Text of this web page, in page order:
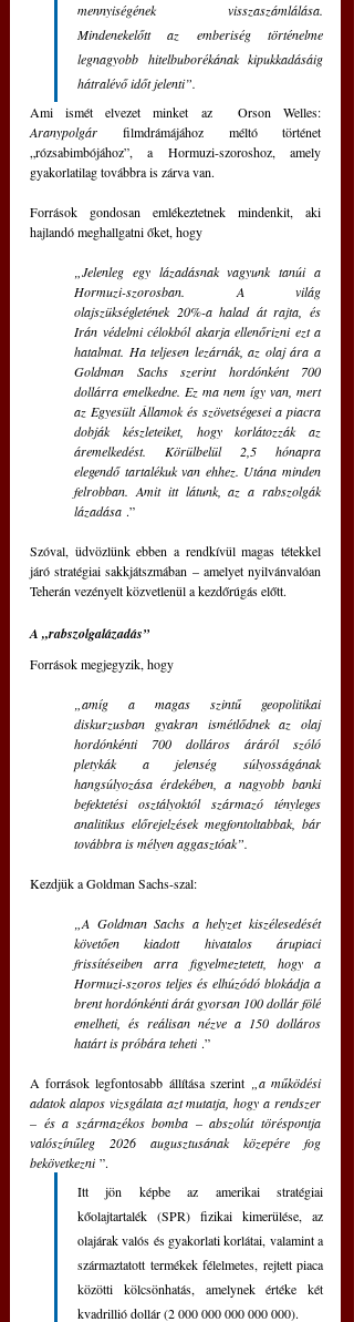
mennyiségének visszaszámlálása.
Mindenekelőtt az emberiség történelme
legnagyobb hitelbuborékának kipukkadásáig
hátralévő időt jelenti”.
Aranypolgár filmdrámájához méltó történet
„rózsabimbójához”, a Hormuzi-szoroshoz, amely
gyakorlatilag továbbra is zárva van.
Források gondosan emlékeztetnek mindenkit, aki
hajlandó meghallgatni őket, hogy
„Jelenleg egy lázadásnak vagyunk tanúi a
Hormuzi-szorosban. A világ
olajszükségletének 20%-a halad át rajta, és
Irán védelmi célokból akarja ellenőrizni ezt a
hatalmat. Ha teljesen lezárnák, az olaj ára a
Goldman Sachs szerint hordónként 700
dollárra emelkedne. Ez ma nem így van, mert
az Egyesült Államok és szövetségesei a piacra
dobják készleteiket, hogy korlátozzák az
áremelkedést. Körülbelül 2,5 hónapra
elegendő tartalékuk van ehhez. Utána minden
felrobban. Amit itt látunk, az a rabszolgák
lázadása .”
Szóval, üdvözlünk ebben a rendkívül magas tétekkel
járó stratégiai sakkjátszmában – amelyet nyilvánvalóan
Teherán vezényelt közvetlenül a kezdőrúgás előtt.
A „rabszolgalázadás”
Források megjegyzik, hogy
„amíg a magas szintű geopolitikai
diskurzusban gyakran ismétlődnek az olaj
hordónkénti 700 dolláros áráról szóló
pletykák a jelenség súlyosságának
hangsúlyozása érdekében, a nagyobb banki
befektetési osztályoktól származó tényleges
analitikus előrejelzések megfontoltabbak, bár
továbbra is mélyen aggasztóak”.
Kezdjük a Goldman Sachs-szal:
„A Goldman Sachs a helyzet kiszélesedését
követően kiadott hivatalos árupiaci
frissítéseiben arra figyelmeztetett, hogy a
Hormuzi-szoros teljes és elhúzódó blokádja a
brent hordónkénti árát gyorsan 100 dollár fölé
emelheti, és reálisan nézve a 150 dolláros
határt is próbára teheti .”
A források legfontosabb állítása szerint
„a működési
adatok alapos vizsgálata azt mutatja, hogy a rendszer
– és a származékos bomba – abszolút töréspontja
valószínűleg 2026 augusztusának közepére fog
bekövetkezni ”.
Itt jön képbe az amerikai stratégiai
kőolajtartalék (SPR) fizikai kimerülése, az
olajárak valós és gyakorlati korlátai, valamint a
származtatott termékek félelmetes, rejtett piaca
közötti kölcsönhatás, amelynek értéke két
kvadrillió dollár (2 000 000 000 000 000).